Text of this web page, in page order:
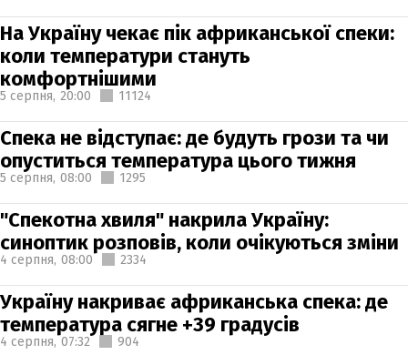
На Україну чекає пік африканської спеки:
коли температури стануть
комфортнішими
5 серпня, 20:00 11124
Спека не відступає: де будуть грози та чи
опуститься температура цього тижня
5 серпня, 08:00 1295
"Спекотна хвиля" накрила Україну:
синоптик розповів, коли очікуються зміни
4 серпня, 08:00 2334
Україну накриває африканська спека: де
температура сягне +39 градусів
4 серпня, 07:32 904